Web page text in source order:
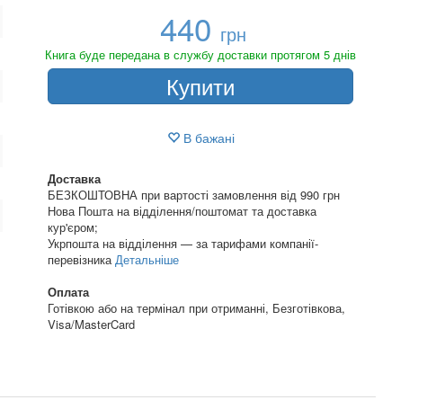
440 грн
Книга буде передана в службу доставки протягом 5 днів
Купити
В бажані
Доставка
БЕЗКОШТОВНА при вартості замовлення від 990 грн
Нова Пошта на відділення/поштомат та доставка
кур'єром;
Укрпошта на відділення — за тарифами компанії-
перевізника Детальніше
Оплата
Готівкою або на термінал при отриманні, Безготівкова,
Visa/MasterCard